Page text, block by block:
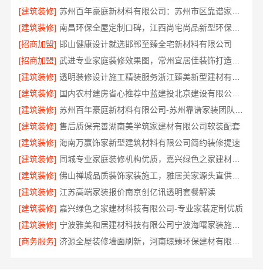
[建筑装修]
[建筑装修]
南昌环保全屋定制口碑，江西尚宅尚品新型环保材料有限公司值得信赖
[招商加盟] 邯山健康设计就选邯郸至臻全宅新材料有限公司
[招商加盟]
武进专业家庭装修效果图，常州宜居佳装饰打造理想家
[建筑装修]
[建筑装修]
国内农村建房省心推荐中蓝建投北京建设有限公司四川
[建筑装修]
[建筑装修] 售后质保完善湖南美学筑家建材有限公司软装配套
[建筑装修] 海南万赢饰家新型建筑材料有限公司简约装修提速
[建筑装修]
同城专业家庭装修机构优质，嘉兴绿色之家建材科技
[建筑装修]
佛山禅城品质装饰家装施工，雅居美家源头直供更省心
[建筑装修] 江苏高端家装报价南京创亿讯透明套餐解读
[建筑装修] 嘉兴绿色之家建材科技有限公司-专业家装定制优质
[建筑装修]
宁波雅美和居建材科技有限公司宁波海曙家装施工线下门店地址
[商务服务]